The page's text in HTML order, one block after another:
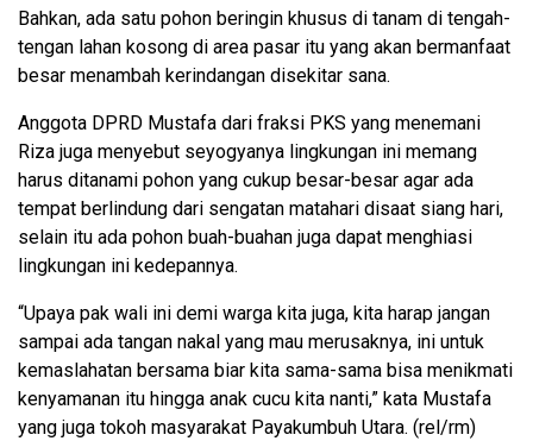
Bahkan, ada satu pohon beringin khusus di tanam di tengah-
tengan lahan kosong di area pasar itu yang akan bermanfaat
besar menambah kerindangan disekitar sana.
Anggota DPRD Mustafa dari fraksi PKS yang menemani
Riza juga menyebut seyogyanya lingkungan ini memang
harus ditanami pohon yang cukup besar-besar agar ada
tempat berlindung dari sengatan matahari disaat siang hari,
selain itu ada pohon buah-buahan juga dapat menghiasi
lingkungan ini kedepannya.
“Upaya pak wali ini demi warga kita juga, kita harap jangan
sampai ada tangan nakal yang mau merusaknya, ini untuk
kemaslahatan bersama biar kita sama-sama bisa menikmati
kenyamanan itu hingga anak cucu kita nanti,” kata Mustafa
yang juga tokoh masyarakat Payakumbuh Utara. (rel/rm)